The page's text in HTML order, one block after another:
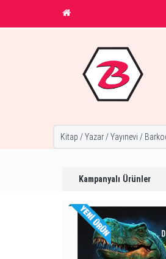
Kampanyalı Ürünler